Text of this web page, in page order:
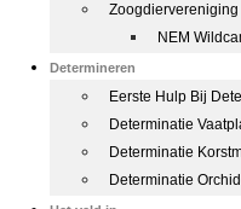
Zoogdiervereniging
NEM
Determineren
Eerste Hulp Bij
Determinatie
Determinatie
Determinatie